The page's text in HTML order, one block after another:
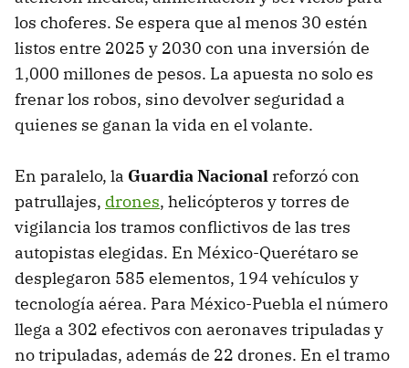
los choferes. Se espera que al menos 30 estén
listos entre 2025 y 2030 con una inversión de
1,000 millones de pesos. La apuesta no solo es
frenar los robos, sino devolver seguridad a
quienes se ganan la vida en el volante.
En paralelo, la Guardia Nacional reforzó con
patrullajes, drones, helicópteros y torres de
vigilancia los tramos conflictivos de las tres
autopistas elegidas. En México-Querétaro se
desplegaron 585 elementos, 194 vehículos y
tecnología aérea. Para México-Puebla el número
llega a 302 efectivos con aeronaves tripuladas y
no tripuladas, además de 22 drones. En el tramo